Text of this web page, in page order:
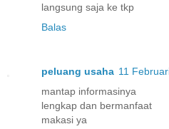
langsung saja ke tkp
Balas
peluang usaha 11
mantap informasinya
lengkap dan bermanfaat
makasi ya